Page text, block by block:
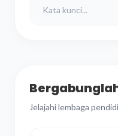
Jelajahi lembaga